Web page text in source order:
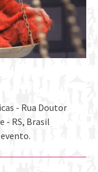
- Rua Doutor
- RS, Brasil